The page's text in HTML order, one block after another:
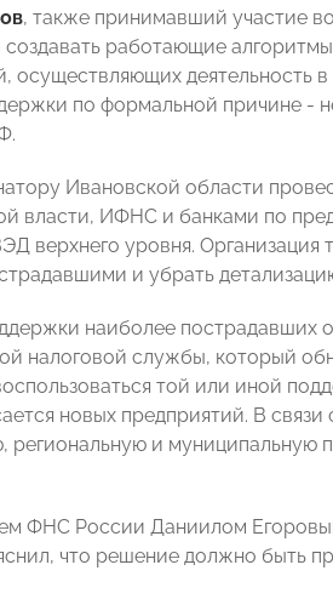
, также принимавший участие
работающие
осуществляющих деятельность
по формальной причине -
Ивановской области
власти, ИФНС и банками по
верхнего уровня. Организация
и убрать
наиболее пострадавших
налоговой службы, который
той или иной
новых предприятий. В связи
региональную и
ФНС России Даниилом
что решение должно быть